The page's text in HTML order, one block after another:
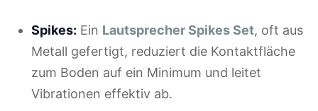
Spikes: Ein Lautsprecher Spikes Set, oft aus
Metall gefertigt, reduziert die Kontaktfläche
zum Boden auf ein Minimum und leitet
Vibrationen effektiv ab.